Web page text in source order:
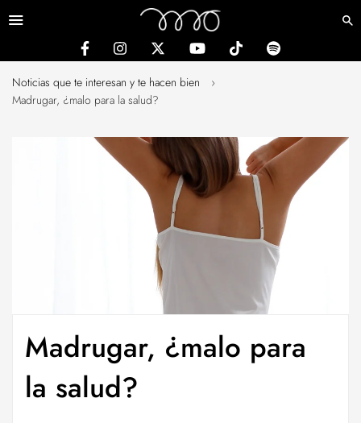
Noticias que te interesan y te hacen bien
›
Madrugar, ¿malo para la salud?
Madrugar, ¿malo para
la salud?